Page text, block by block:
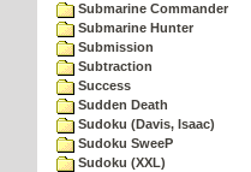
Submarine Commander
Submarine Hunter
Submission
Subtraction
Success
Sudden Death
Sudoku (Davis, Isaac)
Sudoku SweeP
Sudoku (XXL)